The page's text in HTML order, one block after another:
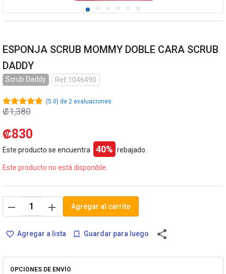
ESPONJA SCRUB MOMMY DOBLE CARA SCRUB
DADDY
Scrub Daddy Ref.1046490
(5.0) de 2 evaluaciones
₡1,380
₡830
Este producto se encuentra 40% rebajado.
Este producto no está disponible.
remove add Agregar al carrito
favorite_border Agregar a lista bookmark_border Guardar para luego share
OPCIONES DE ENVÍO